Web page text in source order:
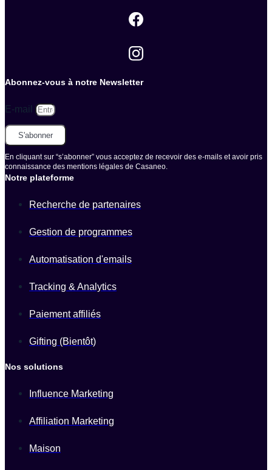
Abonnez-vous à notre Newsletter
E-mail
S'abonner
En cliquant sur “s’abonner” vous acceptez de recevoir des e-mails et avoir pris
connaissance des mentions légales de Casaneo.
Notre plateforme
Recherche de partenaires
Gestion de programmes
Automatisation d'emails
Tracking & Analytics
Paiement affiliés
Gifting (Bientôt)
Nos solutions
Influence Marketing
Affiliation Marketing
Maison